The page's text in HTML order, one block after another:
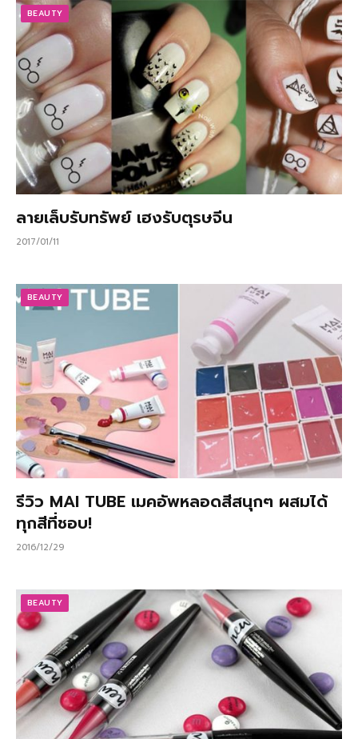
BEAUTY
ลายเล็บรับทรัพย์ เฮงรับตุรษจีน
2017/01/11
BEAUTY
รีวิว MAI TUBE เมคอัพหลอดสีสนุกๆ ผสมได้
ทุกสีที่ชอบ!
2016/12/29
BEAUTY